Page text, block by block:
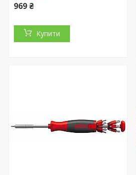
969 ₴
Купити